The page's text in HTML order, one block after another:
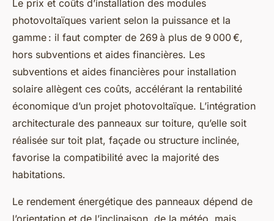
Le prix et coûts d’installation des modules
photovoltaïques varient selon la puissance et la
gamme : il faut compter de 269 à plus de 9 000 €,
hors subventions et aides financières. Les
subventions et aides financières pour installation
solaire allègent ces coûts, accélérant la rentabilité
économique d’un projet photovoltaïque. L’intégration
architecturale des panneaux sur toiture, qu’elle soit
réalisée sur toit plat, façade ou structure inclinée,
favorise la compatibilité avec la majorité des
habitations.
Le rendement énergétique des panneaux dépend de